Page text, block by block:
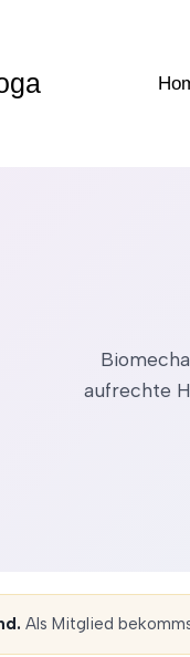
aufrechte
Als Mitglied